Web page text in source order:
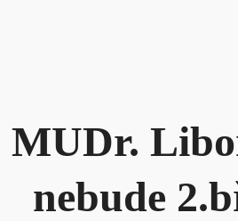
MUDr.
nebude